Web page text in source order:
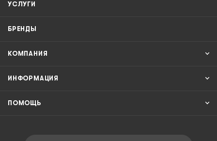
УСЛУГИ
БРЕНДЫ
КОМПАНИЯ
ИНФОРМАЦИЯ
ПОМОЩЬ